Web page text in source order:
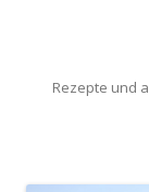
Rezepte und